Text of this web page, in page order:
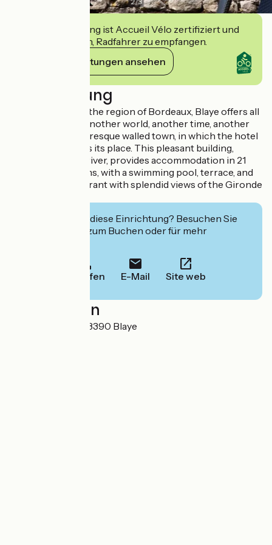
Diese Einrichtung ist Accueil Vélo zertifiziert und
verpflichtet sich, Radfahrer zu empfangen.
Ihre Verpflichtungen ansehen
Beschreibung
At the gateway to the region of Bordeaux, Blaye offers all
of the charms of another world, another time, another
place... a fine, picturesque walled town, in which the hotel
"La Citadelle" finds its place. This pleasant building,
looking onto the river, provides accommodation in 21
comfortable rooms, with a swimming pool, terrace, and
panoramic restaurant with splendid views of the Gironde
Interessiert Sie diese Einrichtung? Besuchen Sie
deren Website zum Buchen oder für mehr
Anrufen E-Mail Site web
Localisation
5 place d'Armes 33390 Blaye